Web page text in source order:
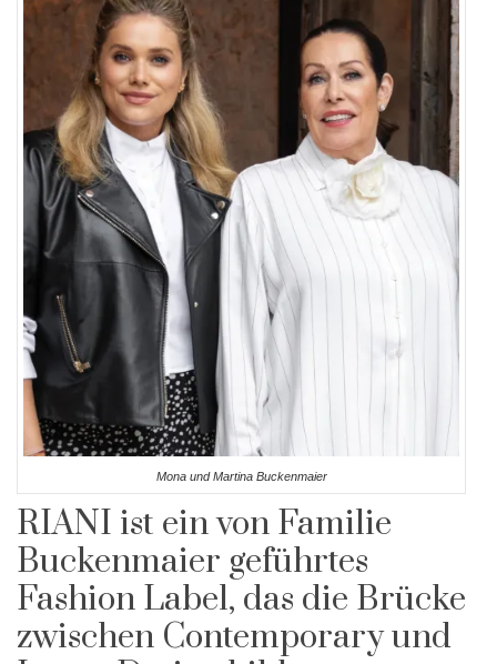
Mona und Martina Buckenmaier
RIANI ist ein von Familie
Buckenmaier geführtes
Fashion Label, das die Brücke
zwischen Contemporary und